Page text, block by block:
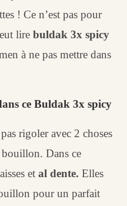
! Ce n’est pas pour
lirebuldak 3x spicy
à ne pas mettre dans
ce Buldak 3x spicy
rigoler avec 2 choses
Dans ce
etal dente. Elles
pour un parfait